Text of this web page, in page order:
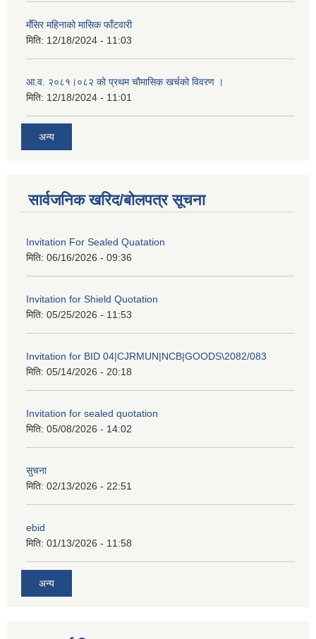
मँसिर महिनाको मासिक फाँटवारी
मिति: 12/18/2024 - 11:03
आ.व. २०८१।०८२ को प्रथम चौमासिक खर्चको विवरण ।
मिति: 12/18/2024 - 11:01
अन्य
सार्वजनिक खरिद/बोलपत्र सूचना
Invitation For Sealed Quatation
मिति: 06/16/2026 - 09:36
Invitation for Shield Quotation
मिति: 05/25/2026 - 11:53
Invitation for BID 04|CJRMUN|NCB|GOODS\2082/083
मिति: 05/14/2026 - 20:18
Invitation for sealed quotation
मिति: 05/08/2026 - 14:02
सुचना
मिति: 02/13/2026 - 22:51
ebid
मिति: 01/13/2026 - 11:58
अन्य